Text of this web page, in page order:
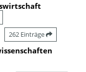
262 Einträge